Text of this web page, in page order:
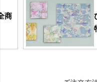
商